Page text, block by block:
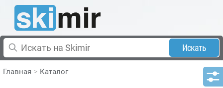
Искать
Главная Каталог